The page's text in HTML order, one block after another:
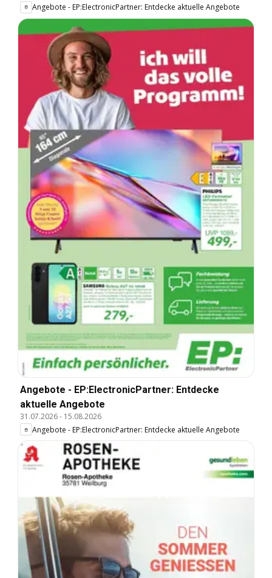
Angebote - EP:ElectronicPartner: Entdecke aktuelle Angebote
Angebote - EP:ElectronicPartner: Entdecke
aktuelle Angebote
31.07.2026- 15.08.2026
Angebote - EP:ElectronicPartner: Entdecke aktuelle Angebote